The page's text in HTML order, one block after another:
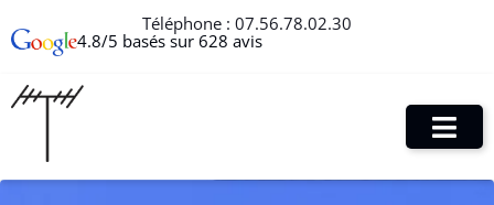
Téléphone : 07.56.78.02.30
4.8/5 basés sur 628 avis